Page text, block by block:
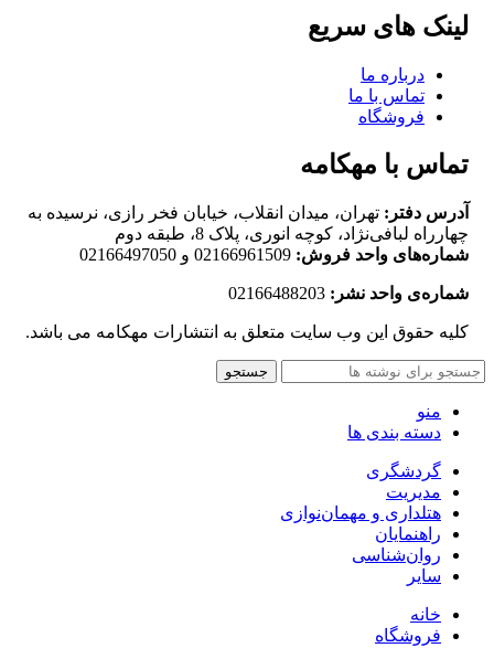
لینک های سریع
درباره ما
تماس با ما
فروشگاه
تماس با مهکامه
آدرس دفتر: تهران، میدان انقلاب، خیابان فخر رازی، نرسیده به
چهارراه لبافی‌نژاد، کوچه انوری، پلاک 8، طبقه دوم
شماره‌های واحد فروش: 02166961509 و 02166497050
شماره‌‌ی واحد نشر:
کلیه حقوق این وب سایت متعلق به انتشارات مهکامه می باشد.
جستجو
منو
دسته بندی ها
گردشگری
مدیریت
هتلداری و مهمان‌نوازی
راهنمایان
روان‌شناسی
سایر
خانه
فروشگاه